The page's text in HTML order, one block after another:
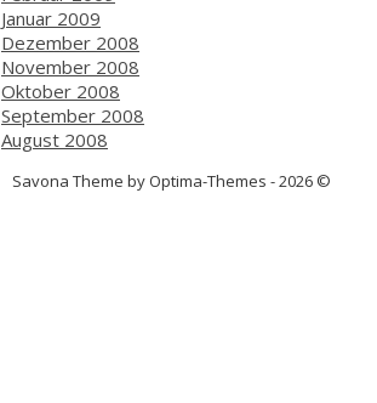
Januar 2009
Dezember 2008
November 2008
Oktober 2008
September 2008
August 2008
Savona Theme by Optima-Themes - 2026 ©